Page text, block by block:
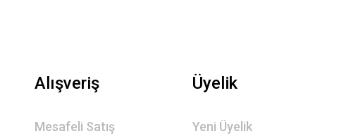
Alışveriş
Mesafeli Satış
Üyelik
Yeni Üyelik